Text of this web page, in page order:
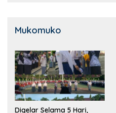
Mukomuko
Digelar Selama 5 Hari,